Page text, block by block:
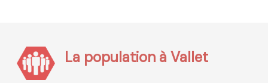
La population à Vallet